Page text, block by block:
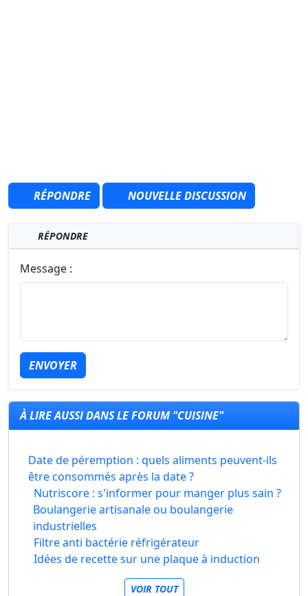
RÉPONDRE NOUVELLE DISCUSSION
RÉPONDRE
Message :
ENVOYER
À LIRE AUSSI DANS LE FORUM "CUISINE"
Date de péremption : quels aliments peuvent-ils
être consommés après la date ?
Nutriscore : s'informer pour manger plus sain ?
Boulangerie artisanale ou boulangerie
industrielles
Filtre anti bactérie réfrigérateur
Idées de recette sur une plaque à induction
VOIR TOUT